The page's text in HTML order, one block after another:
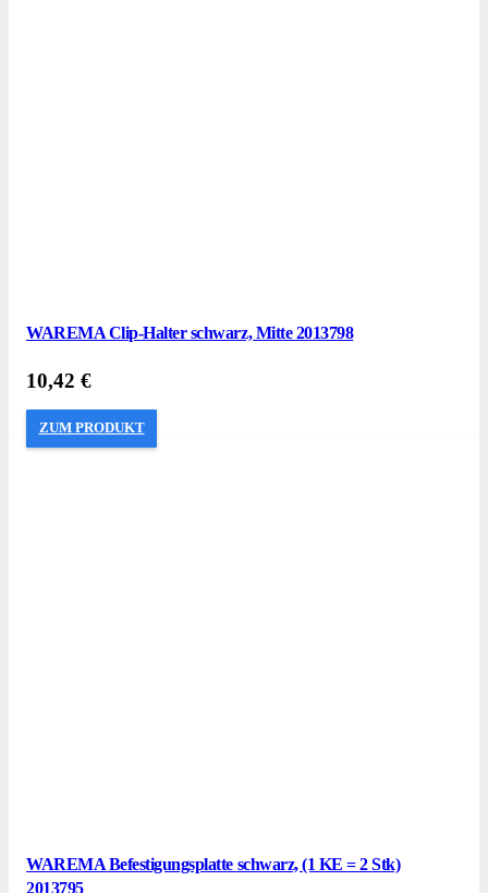
WAREMA Clip-Halter schwarz, Mitte 2013798
10,42 €
ZUM PRODUKT
WAREMA Befestigungsplatte schwarz, (1 KE = 2 Stk)
2013795